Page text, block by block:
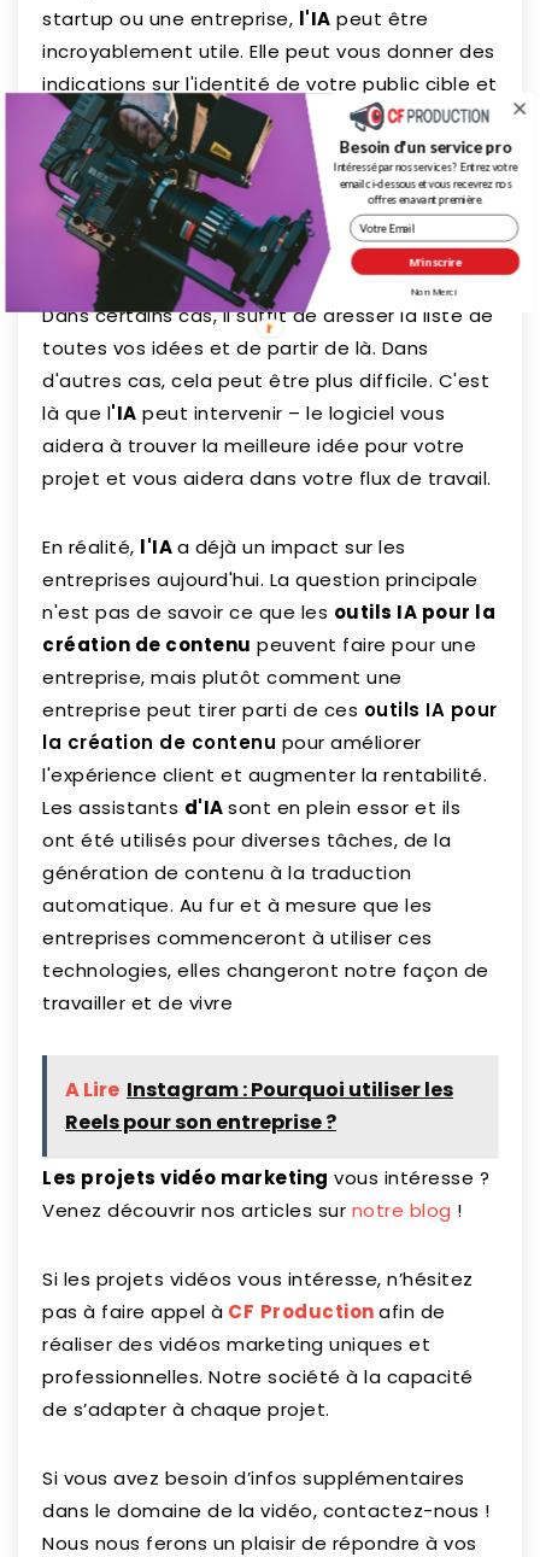
startup ou une entreprise, l'IA peut être
incroyablement utile. Elle peut vous donner des
indications sur l'identité de votre public cible et
sur la façon dont il va réagir à certains
changements dans votre offre de produits ou
de services.
Pour travailler sur un projet, vous devez avoir
une bonne idée de ce que vous voulez faire.
Dans certains cas, il suffit de dresser la liste de
toutes vos idées et de partir de là. Dans
d'autres cas, cela peut être plus difficile. C'est
là que l'IA peut intervenir – le logiciel vous
aidera à trouver la meilleure idée pour votre
projet et vous aidera dans votre flux de travail.
En réalité, l'IAa déjà un impact sur les
entreprises aujourd'hui. La question principale
n'est pas de savoir ce que les outils IA pour la
création de contenu peuvent faire pour une
entreprise, mais plutôt comment une
entreprise peut tirer parti de ces outils IA pour
la création de contenu pour améliorer
l'expérience client et augmenter la rentabilité.
Les assistants d'IAsont en plein essor et ils
ont été utilisés pour diverses tâches, de la
génération de contenu à la traduction
automatique. Au fur et à mesure que les
entreprises commenceront à utiliser ces
technologies, elles changeront notre façon de
travailler et de vivre
A Lire Instagram : Pourquoi utiliser les
Reels pour son entreprise ?
Les projets vidéo marketing vous intéresse ?
Venez découvrir nos articles sur notre blog !
Si les projets vidéos vous intéresse, n’hésitez
pas à faire appel à CF Productionafin de
réaliser des vidéos marketing uniques et
professionnelles. Notre société à la capacité
de s’adapter à chaque projet.
Si vous avez besoin d’infos supplémentaires
dans le domaine de la vidéo, contactez-nous !
Nous nous ferons un plaisir de répondre à vos
M'inscrire
Besoin d'un service pro
Intéressé par nos services ? Entrez votre
email ci-dessous et vous recevrez nos
offres en avant première.
Non Merci